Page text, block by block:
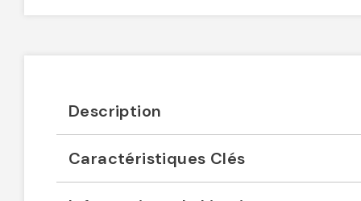
Description
Caractéristiques Clés